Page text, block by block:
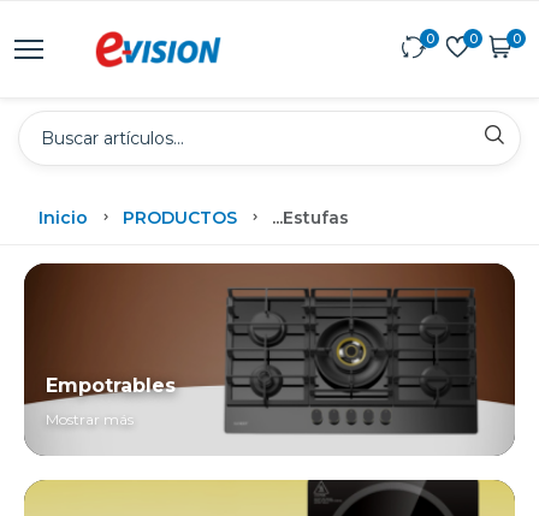
0 0 0
Inicio PRODUCTOS ...Estufas
Empotrables
Mostrar más